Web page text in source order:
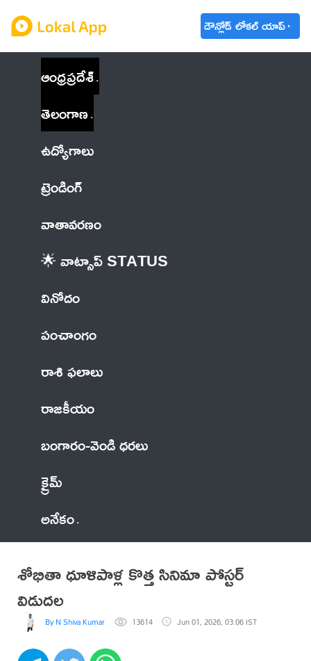
డౌన్లోడ్ లోకల్ యాప్
ఆంధ్రప్రదేశ్
తెలంగాణ
ఉద్యోగాలు
ట్రెండింగ్
వాతావరణం
🌟 వాట్సాప్ STATUS
వినోదం
పంచాంగం
రాశి ఫలాలు
రాజకీయం
బంగారం-వెండి ధరలు
క్రైమ్
అనేకం
శోభితా ధూళిపాళ్ల కొత్త సినిమా పోస్టర్
విడుదల
By N Shiva Kumar 13614 Jun 01, 2026, 03:06 IST